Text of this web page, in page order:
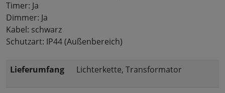
Timer: Ja
Dimmer: Ja
Kabel: schwarz
Schutzart: IP44 (Außenbereich)
Lieferumfang Lichterkette, Transformator